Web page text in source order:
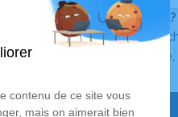
de décès recherché ?
utilisez la barre de
au fonctionnement du